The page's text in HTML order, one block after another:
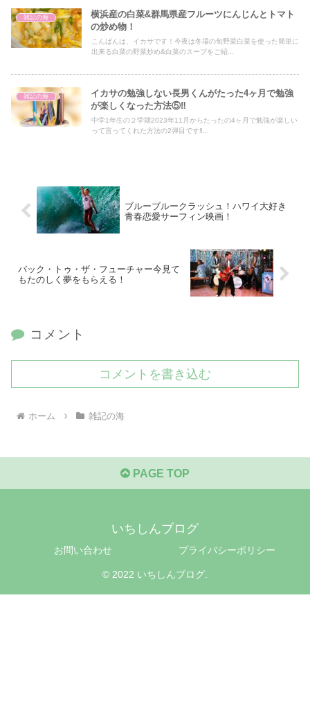
雑記の海
横浜産の白菜&群馬県産フルーツにんじんとトマト
の炒め物！
こんばんは、イカサです！今夜は冬場の旬野菜白菜を使った簡単に
出来る白菜の野菜炒め&白菜のスープをご紹...
雑記の海
イカサの勉強しない長男くんがたった4ヶ月で勉強
が楽しくなった方法⑤‼️
中学1年生の２学期2023年11月からたったの4ヶ月で勉強が楽しい
って言ってくれた方法の2弾目です‼...
ブルーブルークラッシュ！ハワイ大好き
青春恋愛サーフィン映画！
バック・トゥ・ザ・フューチャー今見て
もたのしく夢をもらえる！
コメント
コメントを書き込む
ホーム 雑記の海
PAGE TOP
いちしんブログ
お問い合わせ プライバシーポリシー
© 2022 いちしんブログ.